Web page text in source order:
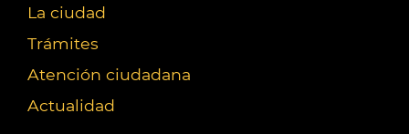
La ciudad
Trámites
Atención ciudadana
Actualidad